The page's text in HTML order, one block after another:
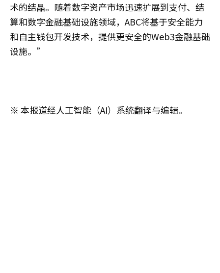
术的结晶。随着数字资产市场迅速扩展到支付、结
算和数字金融基础设施领域，ABC将基于安全能力
和自主钱包开发技术，提供更安全的Web3金融基础
设施。”
※ 本报道经人工智能（AI）系统翻译与编辑。